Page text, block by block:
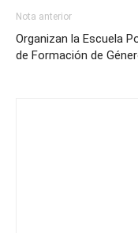
Nota anterior
Organizan la Escuela
de Formación de